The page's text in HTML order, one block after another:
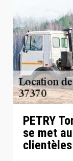
PETRY
se met
clientèles